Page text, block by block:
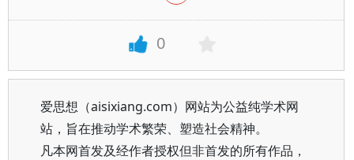
0
爱思想（aisixiang.com）网站为公益纯学术网
站，旨在推动学术繁荣、塑造社会精神。
凡本网首发及经作者授权但非首发的所有作品，